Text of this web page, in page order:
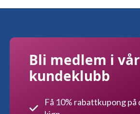
Bli medlem i vår
kundeklubb
Få 10% rabattkupong